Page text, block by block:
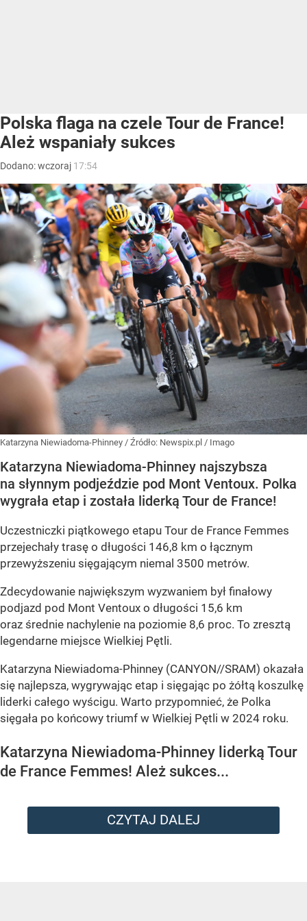
Polska flaga na czele Tour de France!
Ależ wspaniały sukces
Dodano:wczoraj 17:54
Katarzyna Niewiadoma-Phinney / Źródło: Newspix.pl / Imago
Katarzyna Niewiadoma-Phinney najszybsza
na słynnym podjeździe pod Mont Ventoux. Polka
wygrała etap i została liderką Tour de France!
Uczestniczki piątkowego etapu Tour de France Femmes
przejechały trasę o długości 146,8 km o łącznym
przewyższeniu sięgającym niemal 3500 metrów.
Zdecydowanie największym wyzwaniem był finałowy
podjazd pod Mont Ventoux o długości 15,6 km
oraz średnie nachylenie na poziomie 8,6 proc. To zresztą
legendarne miejsce Wielkiej Pętli.
Katarzyna Niewiadoma-Phinney (CANYON//SRAM) okazała
się najlepsza, wygrywając etap i sięgając po żółtą koszulkę
liderki całego wyścigu. Warto przypomnieć, że Polka
sięgała po końcowy triumf w Wielkiej Pętli w 2024 roku.
Katarzyna Niewiadoma-Phinney liderką Tour
de France Femmes! Ależ sukces...
CZYTAJ DALEJ